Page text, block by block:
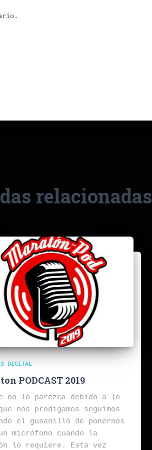
relacionadas
DIGITAL
PODCAST 2019
no lo parezca debido a lo
nos prodigamos seguimos
el gusanillo de ponernos
micrófono cuando la
lo requiere. Esta vez